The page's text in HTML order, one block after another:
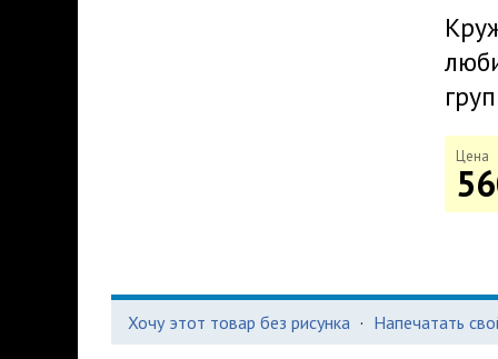
Цена
Хочу этот товар без рисунка · Напечатать